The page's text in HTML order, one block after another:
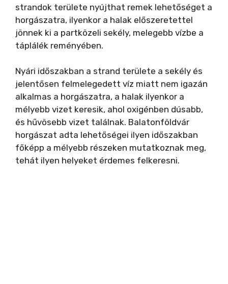
strandok területe nyújthat remek lehetőséget a
horgászatra, ilyenkor a halak előszeretettel
jönnek ki a partközeli sekély, melegebb vízbe a
táplálék reményében.
Nyári időszakban a strand területe a sekély és
jelentősen felmelegedett víz miatt nem igazán
alkalmas a horgászatra, a halak ilyenkor a
mélyebb vizet keresik, ahol oxigénben dúsabb,
és hűvösebb vizet találnak. Balatonföldvár
horgászat adta lehetőségei ilyen időszakban
főképp a mélyebb részeken mutatkoznak meg,
tehát ilyen helyeket érdemes felkeresni.